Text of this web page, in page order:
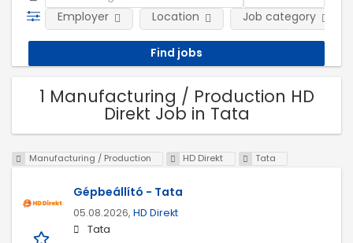
Employer Location Job category
1 Manufacturing / Production HD
Direkt Job in Tata
Manufacturing / Production HD Direkt Tata
Gépbeállító - Tata
05.08.2026, HD Direkt
Tata